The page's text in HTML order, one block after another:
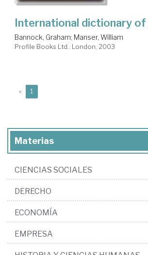
International dictionary of
Bannock, Graham; Manser, William
Profile Books Ltd.. London, 2003
« 1
Materias
CIENCIAS SOCIALES
DERECHO
ECONOMÍA
EMPRESA